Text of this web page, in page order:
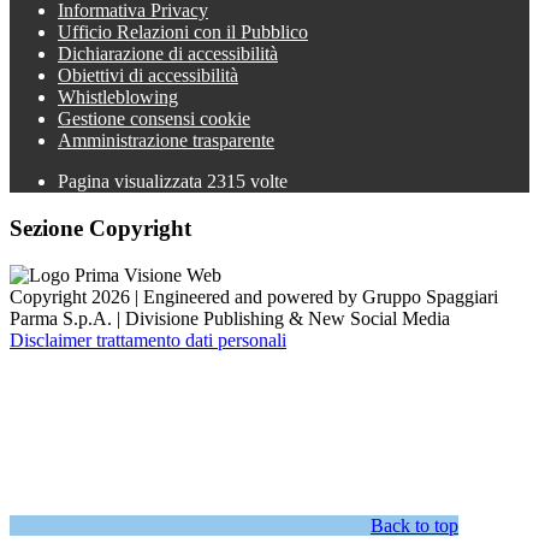
Informativa Privacy
Ufficio Relazioni con il Pubblico
Dichiarazione di accessibilità
Obiettivi di accessibilità
Whistleblowing
Gestione consensi cookie
Amministrazione trasparente
Pagina visualizzata 2315 volte
Sezione Copyright
Copyright 2026 | Engineered and powered by Gruppo Spaggiari
Parma S.p.A. | Divisione Publishing & New Social Media
Disclaimer trattamento dati personali
Back to top